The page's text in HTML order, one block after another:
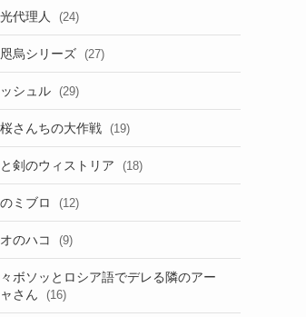
代理人 (24)
烏シリーズ (27)
シュル (29)
さんちの大作戦 (19)
剣のウィストリア (18)
ミブロ (12)
のハコ (9)
ボソッとロシア語でデレる隣のアー
さん
(16)